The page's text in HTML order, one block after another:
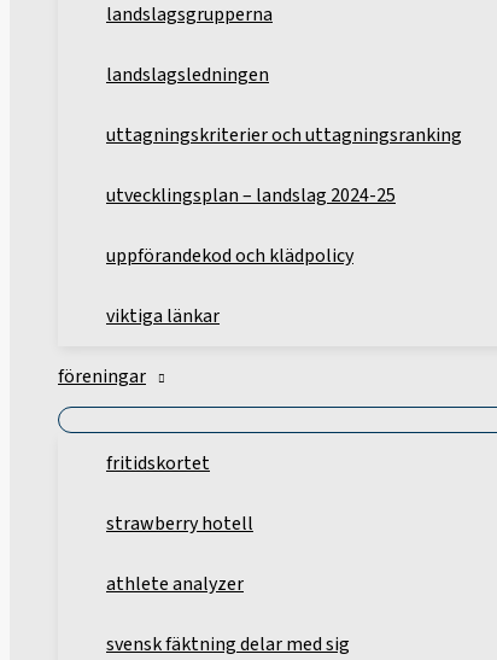
landslagsgrupperna
landslagsledningen
uttagningskriterier och uttagningsranking
utvecklingsplan – landslag 2024-25
uppförandekod och klädpolicy
viktiga länkar
föreningar
fritidskortet
strawberry hotell
athlete analyzer
svensk fäktning delar med sig